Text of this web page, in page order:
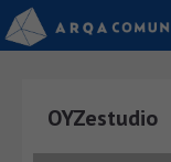
OYZestudio